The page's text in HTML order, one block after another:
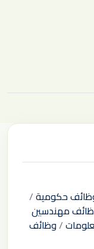
حكومية/
مهندسين
/وظائف